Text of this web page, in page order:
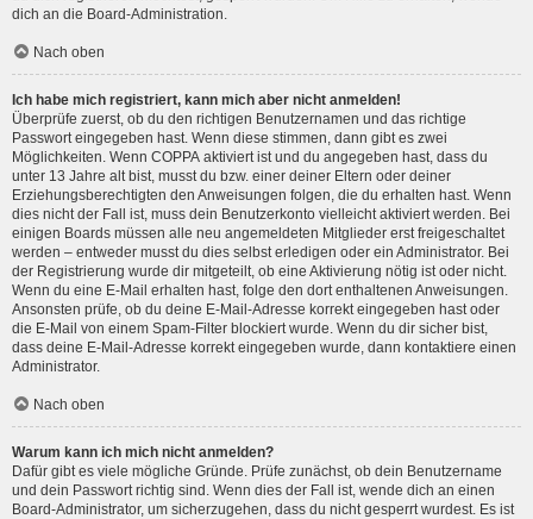
dich an die Board-Administration.
Nach oben
Ich habe mich registriert, kann mich aber nicht anmelden!
Überprüfe zuerst, ob du den richtigen Benutzernamen und das richtige
Passwort eingegeben hast. Wenn diese stimmen, dann gibt es zwei
Möglichkeiten. Wenn COPPA aktiviert ist und du angegeben hast, dass du
unter 13 Jahre alt bist, musst du bzw. einer deiner Eltern oder deiner
Erziehungsberechtigten den Anweisungen folgen, die du erhalten hast. Wenn
dies nicht der Fall ist, muss dein Benutzerkonto vielleicht aktiviert werden. Bei
einigen Boards müssen alle neu angemeldeten Mitglieder erst freigeschaltet
werden – entweder musst du dies selbst erledigen oder ein Administrator. Bei
der Registrierung wurde dir mitgeteilt, ob eine Aktivierung nötig ist oder nicht.
Wenn du eine E-Mail erhalten hast, folge den dort enthaltenen Anweisungen.
Ansonsten prüfe, ob du deine E-Mail-Adresse korrekt eingegeben hast oder
die E-Mail von einem Spam-Filter blockiert wurde. Wenn du dir sicher bist,
dass deine E-Mail-Adresse korrekt eingegeben wurde, dann kontaktiere einen
Administrator.
Nach oben
Warum kann ich mich nicht anmelden?
Dafür gibt es viele mögliche Gründe. Prüfe zunächst, ob dein Benutzername
und dein Passwort richtig sind. Wenn dies der Fall ist, wende dich an einen
Board-Administrator, um sicherzugehen, dass du nicht gesperrt wurdest. Es ist